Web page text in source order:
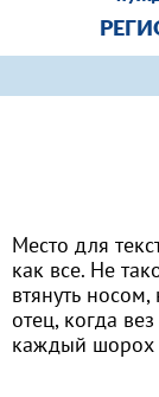
Место для
как все. Не
втянуть
отец, когда
каждый шорох